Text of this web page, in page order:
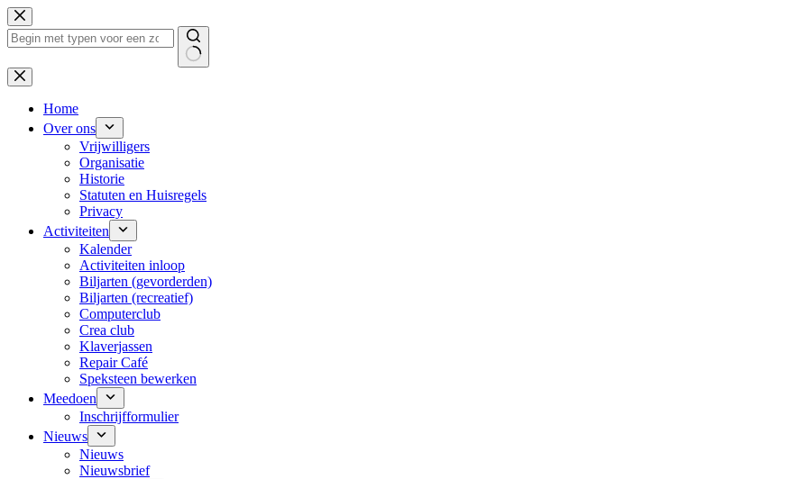
Ga
naar
de
Geen
resultaten
Home
Over ons
Vrijwilligers
Organisatie
Historie
Statuten en Huisregels
Privacy
Activiteiten
Kalender
Activiteiten inloop
Biljarten (gevorderden)
Biljarten (recreatief)
Computerclub
Crea club
Klaverjassen
Repair Café
Speksteen bewerken
Meedoen
Inschrijfformulier
Nieuws
Nieuws
Nieuwsbrief